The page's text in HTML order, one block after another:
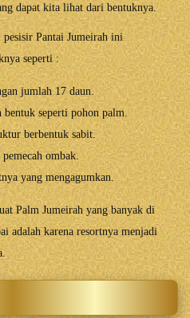
dapat kita lihat dari bentuknya.
Pantai Jumeirah ini
seperti :
jumlah 17 daun.
bentuk seperti pohon palm.
berbentuk sabit.
ombak.
yang mengagumkan.
Palm Jumeirah yang banyak di
adalah karena resortnya menjadi